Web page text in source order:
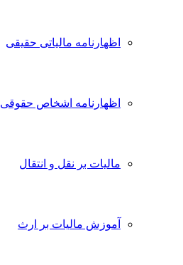
اظهارنامه مالیاتی حقیقی
اظهارنامه اشخاص حقوقی
مالیات بر نقل و انتقال
آموزش مالیات بر ارث